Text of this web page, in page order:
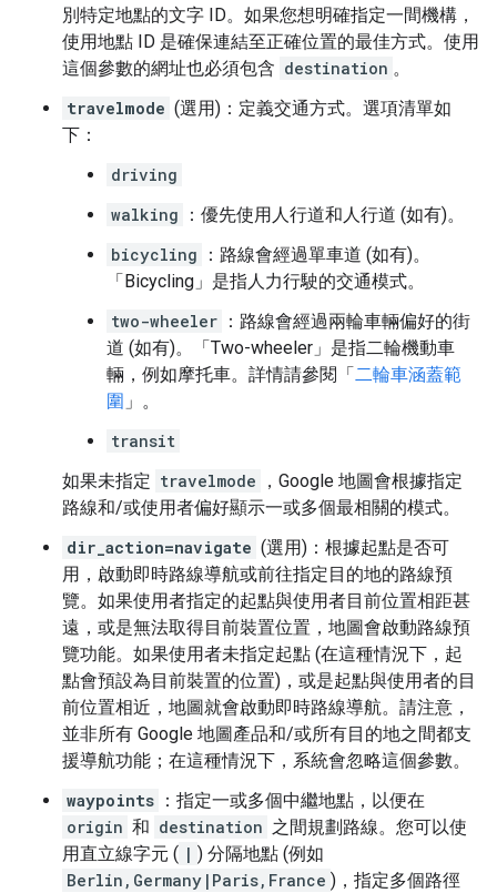
別特定地點的文字 ID。如果您想明確指定一間機構，
使用地點 ID 是確保連結至正確位置的最佳方式。使用
這個參數的網址也必須包含 destination 。
travelmode (選用)：定義交通方式。選項清單如
下：
driving
walking
：優先使用人行道和人行道 (如有)。
bicycling
：路線會經過單車道 (如有)。
「Bicycling」是指人力行駛的交通模式。
two-wheeler ：路線會經過兩輪車輛偏好的街
道 (如有)。「Two-wheeler」是指二輪機動車
輛，例如摩托車。詳情請參閱「二輪車涵蓋範
圍 」。
transit
如果未指定 travelmode
，Google 地圖會根據指定
路線和/或使用者偏好顯示一或多個最相關的模式。
dir_action=navigate (選用)：根據起點是否可
用，啟動即時路線導航或前往指定目的地的路線預
覽。如果使用者指定的起點與使用者目前位置相距甚
遠，或是無法取得目前裝置位置，地圖會啟動路線預
覽功能。如果使用者未指定起點 (在這種情況下，起
點會預設為目前裝置的位置)，或是起點與使用者的目
前位置相近，地圖就會啟動即時路線導航。請注意，
並非所有 Google 地圖產品和/或所有目的地之間都支
援導航功能；在這種情況下，系統會忽略這個參數。
waypoints ：指定一或多個中繼地點，以便在
origin 和 destination 之間規劃路線。您可以使
用直立線字元 ( | ) 分隔地點 (例如
Berlin,Germany|Paris,France )，指定多個路徑